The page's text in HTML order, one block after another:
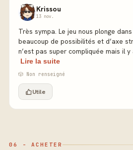
Krissou
13 nov.
Très sympa. Le jeu nous plonge
beaucoup de possibilités et d’axe
n’est pas super compliquée mais il y
Lire la suite
🎲 Non renseigné
Utile
06 - ACHETER